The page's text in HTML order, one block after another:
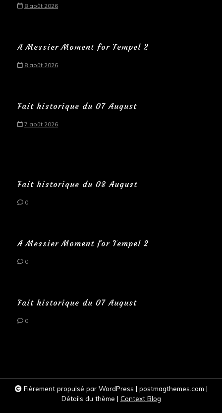
8 août 2026
A Messier Moment for Tempel 2
8 août 2026
Fait historique du 07 August
7 août 2026
Fait historique du 08 August
0
A Messier Moment for Tempel 2
0
Fait historique du 07 August
0
Fièrement propulsé par WordPress | postmagthemes.com |
Détails du thème | Context Blog